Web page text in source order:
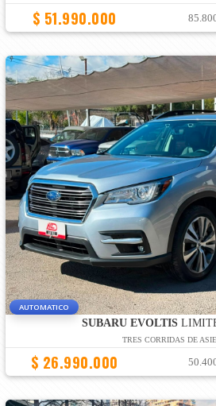
$ 51.990.000
AUTOMATICO
SUBARU EVOLTIS
TRES CORRIDAS DE
$ 26.990.000